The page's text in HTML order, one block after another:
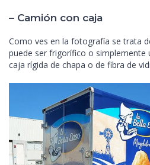
– Camión con caja
Como ves en la fotografía se trata
puede ser frigorífico o simplemente
caja rígida de chapa o de fibra de